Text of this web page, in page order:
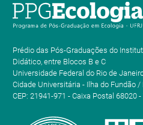
Prédio das Pós-Graduações do
Didático, entre Blocos B e C
Universidade Federal do Rio de
Cidade Universitária - Ilha do Fundão /
CEP: 21941-971 - Caixa Postal 68020